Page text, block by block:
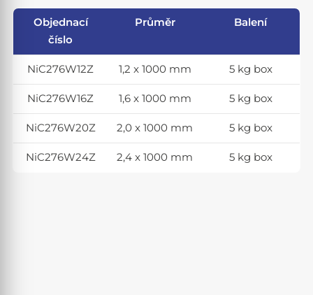
Objednací
číslo
Průměr Balení
NiC276W12Z 1,2 x 1000 mm 5 kg box
NiC276W16Z 1,6 x 1000 mm 5 kg box
NiC276W20Z 2,0 x 1000 mm 5 kg box
NiC276W24Z 2,4 x 1000 mm 5 kg box